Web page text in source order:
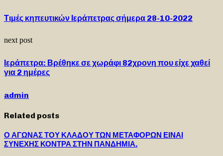
Τιμές κηπευτικών Ιεράπετρας σήμερα 28-10-2022
next post
Ιεράπετρα: Βρέθηκε σε χωράφι 82χρονη που είχε χαθεί
για 2 ημέρες
admin
Related posts
Ο ΑΓΩΝΑΣ ΤΟΥ ΚΛΑΔΟΥ ΤΩΝ ΜΕΤΑΦΟΡΩΝ ΕΙΝΑΙ
ΣΥΝΕΧΗΣ ΚΟΝΤΡΑ ΣΤΗΝ ΠΑΝΔΗΜΙΑ.